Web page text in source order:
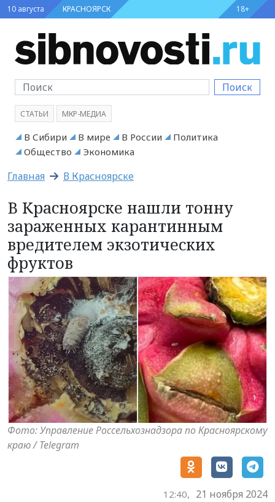
10 августа КРАСНОЯРСК 18+
Поиск
СТАТЬИ МКР-МЕДИА
В Сибири В мире В России
Политика
Общество
Экономика
Главная В Красноярске
В Красноярске нашли тонну
зараженных карантинным
вредителем экзотических
фруктов
Фото: Управление Россельхознадзора по Красноярскому
краю / Telegram
12:40, 21 ноября 2024